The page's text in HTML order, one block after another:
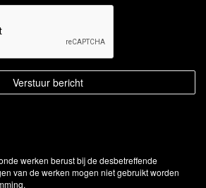
werken berust bij de desbetreffende
van de werken mogen niet gebruikt worden